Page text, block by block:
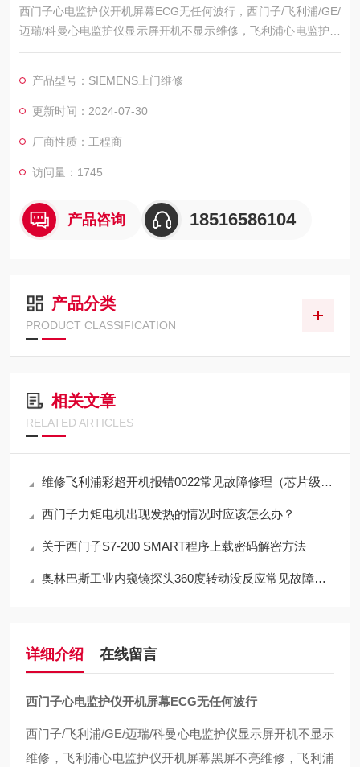
西门子心电监护仪开机屏幕ECG无任何波行，西门子/飞利浦/GE/
迈瑞/科曼心电监护仪显示屏开机不显示维修，飞利浦心电监护仪
开机屏幕黑屏不亮维修，飞利浦心电监护仪开机屏幕显示白屏/花
浦心电监护仪心电图波行杂乱维修，屏幕显示的呼吸波行弱/呼吸
信号弱维修，飞利浦心电监护仪心电扫描基线漂移/漂触显示屏区
产品型号：SIEMENS上门维修
更新时间：2024-07-30
厂商性质：工程商
访问量：1745
产品咨询 18516586104
产品分类
PRODUCT CLASSIFICATION
相关文章
RELATED ARTICLES
维修飞利浦彩超开机报错0022常见故障修理（芯片级修理）
西门子力矩电机出现发热的情况时应该怎么办？
关于西门子S7-200 SMART程序上载密码解密方法
奥林巴斯工业内窥镜探头360度转动没反应常见故障修理
详细介绍 在线留言
西门子心电监护仪开机屏幕ECG无任何波行
西门子/飞利浦/GE/迈瑞/科曼心电监护仪显示屏开机不显示
维修，飞利浦心电监护仪开机屏幕黑屏不亮维修，飞利浦